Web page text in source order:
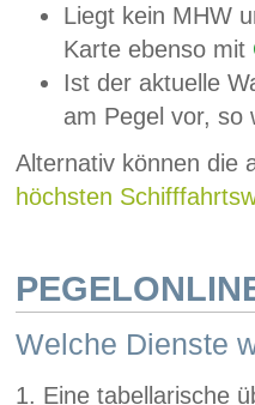
Liegt kein MHW
Karte ebenso mit
Ist der aktuelle
am Pegel vor,
Alternativ können die
höchsten
Welche Dienste
1. Eine tabellarische